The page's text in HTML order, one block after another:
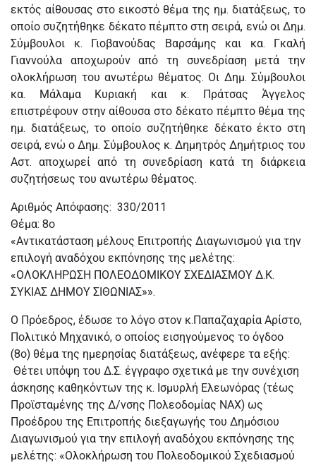
εκτός αίθουσας στο εικοστό θέμα της ημ. διατάξεως, το
οποίο συζητήθηκε δέκατο πέμπτο στη σειρά, ενώ οι Δημ.
Σύμβουλοι κ. Γιοβανούδας Βαρσάμης και κα. Γκαλή
Γιαννούλα αποχωρούν από τη συνεδρίαση μετά την
ολοκλήρωση του ανωτέρω θέματος. Οι Δημ. Σύμβουλοι
κα. Μάλαμα Κυριακή και κ. Πράτσας Άγγελος
επιστρέφουν στην αίθουσα στο δέκατο πέμπτο θέμα της
ημ. διατάξεως, το οποίο συζητήθηκε δέκατο έκτο στη
σειρά, ενώ ο Δημ. Σύμβουλος κ. Δημητρός Δημήτριος του
Αστ. αποχωρεί από τη συνεδρίαση κατά τη διάρκεια
συζητήσεως του ανωτέρω θέματος.
Αριθμός Απόφασης: 330/2011
Θέμα: 8ο
«Αντικατάσταση μέλους Επιτροπής Διαγωνισμού για την
επιλογή αναδόχου εκπόνησης της μελέτης:
«ΟΛΟΚΛΗΡΩΣΗ ΠΟΛΕΟΔΟΜΙΚΟΥ ΣΧΕΔΙΑΣΜΟΥ Δ.Κ.
ΣΥΚΙΑΣ ΔΗΜΟΥ ΣΙΘΩΝΙΑΣ»».
Ο Πρόεδρος, έδωσε το λόγο στον κ.Παπαζαχαρία Αρίστο,
Πολιτικό Μηχανικό, ο οποίος εισηγούμενος το όγδοο
(8ο) θέμα της ημερησίας διατάξεως, ανέφερε τα εξής:
Θέτει υπόψη του Δ.Σ. έγγραφο σχετικά με την συνέχιση
άσκησης καθηκόντων της κ. Ισμυρλή Ελεωνόρας (τέως
Προϊσταμένης της Δ/νσης Πολεοδομίας ΝΑΧ) ως
Προέδρου της Επιτροπής διεξαγωγής του Δημόσιου
Διαγωνισμού για την επιλογή αναδόχου εκπόνησης της
μελέτης: «Ολοκλήρωση του Πολεοδομικού Σχεδιασμού